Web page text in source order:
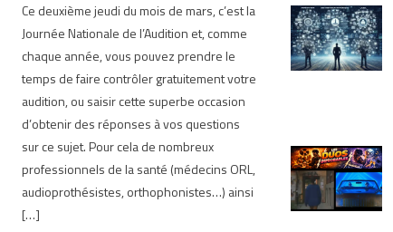
Ce deuxième jeudi du mois de mars, c’est la
Journée Nationale de l’Audition et, comme
chaque année, vous pouvez prendre le
temps de faire contrôler gratuitement votre
audition, ou saisir cette superbe occasion
d’obtenir des réponses à vos questions
sur ce sujet. Pour cela de nombreux
professionnels de la santé (médecins ORL,
audioprothésistes, orthophonistes…) ainsi
[…]